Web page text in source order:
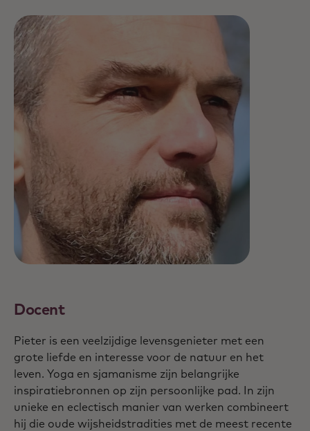
Docent
Pieter is een veelzijdige levensgenieter met een
grote liefde en interesse voor de natuur en het
leven. Yoga en sjamanisme zijn belangrijke
inspiratiebronnen op zijn persoonlijke pad. In zijn
unieke en eclectisch manier van werken combineert
hij die oude wijsheidstradities met de meest recente